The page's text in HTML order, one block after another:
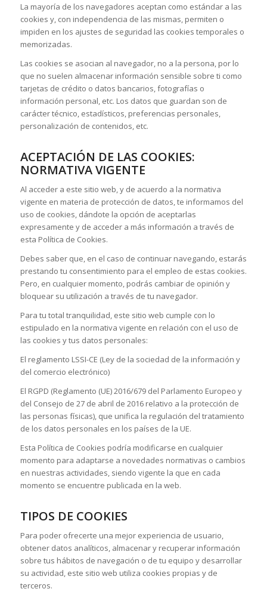
La mayoría de los navegadores aceptan como estándar a las
cookies y, con independencia de las mismas, permiten o
impiden en los ajustes de seguridad las cookies temporales o
memorizadas.
Las cookies se asocian al navegador, no a la persona, por lo
que no suelen almacenar información sensible sobre ti como
tarjetas de crédito o datos bancarios, fotografías o
información personal, etc. Los datos que guardan son de
carácter técnico, estadísticos, preferencias personales,
personalización de contenidos, etc.
ACEPTACIÓN DE LAS COOKIES:
NORMATIVA VIGENTE
Al acceder a este sitio web, y de acuerdo a la normativa
vigente en materia de protección de datos, te informamos del
uso de cookies, dándote la opción de aceptarlas
expresamente y de acceder a más información a través de
esta Política de Cookies.
Debes saber que, en el caso de continuar navegando, estarás
prestando tu consentimiento para el empleo de estas cookies.
Pero, en cualquier momento, podrás cambiar de opinión y
bloquear su utilización a través de tu navegador.
Para tu total tranquilidad, este sitio web cumple con lo
estipulado en la normativa vigente en relación con el uso de
las cookies y tus datos personales:
El reglamento LSSI-CE (Ley de la sociedad de la información y
del comercio electrónico)
El RGPD (Reglamento (UE) 2016/679 del Parlamento Europeo y
del Consejo de 27 de abril de 2016 relativo a la protección de
las personas físicas), que unifica la regulación del tratamiento
de los datos personales en los países de la UE.
Esta Política de Cookies podría modificarse en cualquier
momento para adaptarse a novedades normativas o cambios
en nuestras actividades, siendo vigente la que en cada
momento se encuentre publicada en la web.
TIPOS DE COOKIES
Para poder ofrecerte una mejor experiencia de usuario,
obtener datos analíticos, almacenar y recuperar información
sobre tus hábitos de navegación o de tu equipo y desarrollar
su actividad, este sitio web utiliza cookies propias y de
terceros.